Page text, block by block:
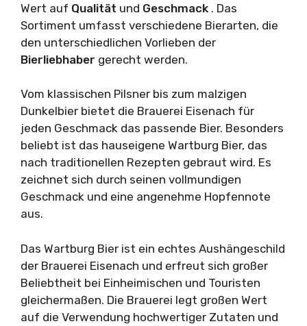
Wert auf Qualität und Geschmack . Das
Sortiment umfasst verschiedene Bierarten, die
den unterschiedlichen Vorlieben der
Bierliebhaber gerecht werden.
Vom klassischen Pilsner bis zum malzigen
Dunkelbier bietet die Brauerei Eisenach für
jeden Geschmack das passende Bier. Besonders
beliebt ist das hauseigene Wartburg Bier, das
nach traditionellen Rezepten gebraut wird. Es
zeichnet sich durch seinen vollmundigen
Geschmack und eine angenehme Hopfennote
aus.
Das Wartburg Bier ist ein echtes Aushängeschild
der Brauerei Eisenach und erfreut sich großer
Beliebtheit bei Einheimischen und Touristen
gleichermaßen. Die Brauerei legt großen Wert
auf die Verwendung hochwertiger Zutaten und